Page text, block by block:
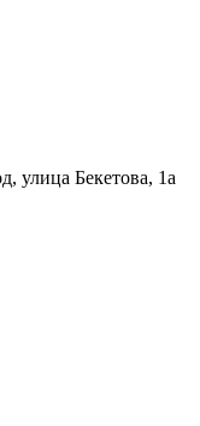
улица Бекетова, 1а